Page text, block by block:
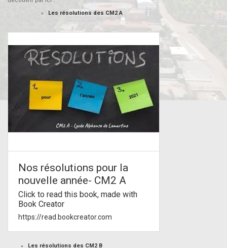
Les résolutions des CM2 A
Nos résolutions pour la
nouvelle année- CM2 A
Click to read this book, made with
Book Creator
https://read.bookcreator.com
Les résolutions des CM2 B